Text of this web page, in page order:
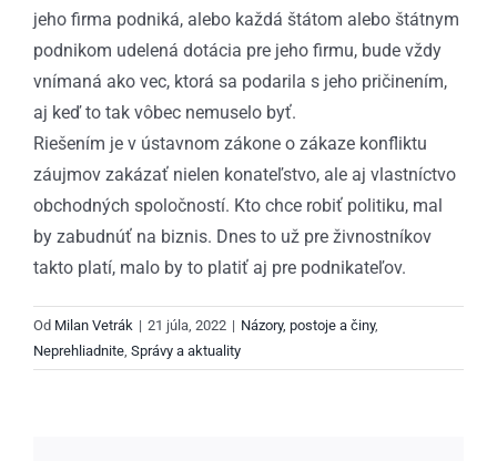
jeho firma podniká, alebo každá štátom alebo štátnym
podnikom udelená dotácia pre jeho firmu, bude vždy
vnímaná ako vec, ktorá sa podarila s jeho pričinením,
aj keď to tak vôbec nemuselo byť.
Riešením je v ústavnom zákone o zákaze konfliktu
záujmov zakázať nielen konateľstvo, ale aj vlastníctvo
obchodných spoločností. Kto chce robiť politiku, mal
by zabudnúť na biznis. Dnes to už pre živnostníkov
takto platí, malo by to platiť aj pre podnikateľov.
Od Milan Vetrák | 21 júla, 2022 | Názory, postoje a činy,
Neprehliadnite Správy a aktuality